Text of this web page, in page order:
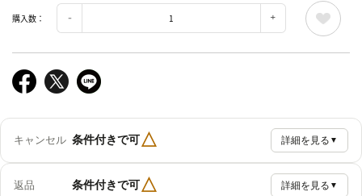
購入数：
キャンセル 条件付きで可△ 詳細を見る ▼
返品 条件付きで可△ 詳細を見る ▼